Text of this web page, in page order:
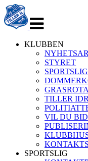
navigasjon
KLUBBEN
STYRET
TILLER
VIL DU
SPORTSLIG